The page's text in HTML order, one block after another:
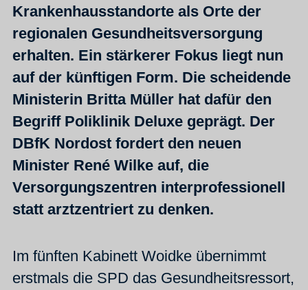
Krankenhausstandorte als Orte der
regionalen Gesundheitsversorgung
erhalten. Ein stärkerer Fokus liegt nun
auf der künftigen Form. Die scheidende
Ministerin Britta Müller hat dafür den
Begriff Poliklinik Deluxe geprägt. Der
DBfK Nordost fordert den neuen
Minister René Wilke auf, die
Versorgungszentren interprofessionell
statt arztzentriert zu denken.
Im fünften Kabinett Woidke übernimmt
erstmals die SPD das Gesundheitsressort,